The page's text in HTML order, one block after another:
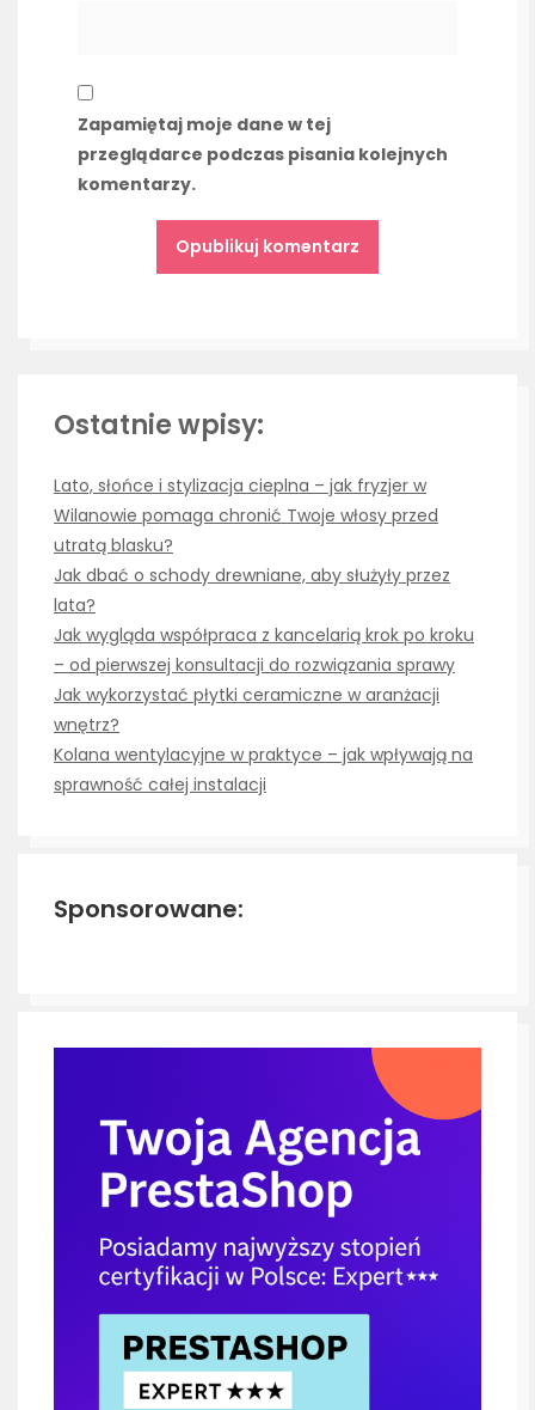
Zapamiętaj moje dane w tej
przeglądarce podczas pisania kolejnych
komentarzy.
Ostatnie wpisy:
Lato, słońce i stylizacja cieplna – jak fryzjer w
Wilanowie pomaga chronić Twoje włosy przed
utratą blasku?
Jak dbać o schody drewniane, aby służyły przez
lata?
Jak wygląda współpraca z kancelarią krok po kroku
– od pierwszej konsultacji do rozwiązania sprawy
Jak wykorzystać płytki ceramiczne w aranżacji
wnętrz?
Kolana wentylacyjne w praktyce – jak wpływają na
sprawność całej instalacji
Sponsorowane: